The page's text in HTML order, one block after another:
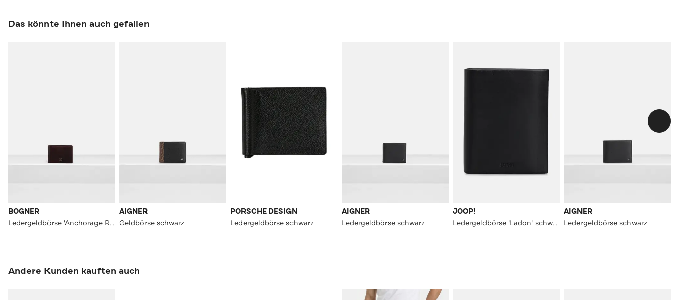
Das könnte Ihnen auch gefallen
BOGNER
Ledergeldbörse 'Anchorage Ruben' dunkelbraun
AIGNER
Geldbörse schwarz
PORSCHE DESIGN
Ledergeldbörse schwarz
AIGNER
Ledergeldbörse schwarz
JOOP!
Ledergeldbörse 'Ladon' schwarz
AIGNER
Ledergeldbörse schwarz
Andere Kunden kauften auch